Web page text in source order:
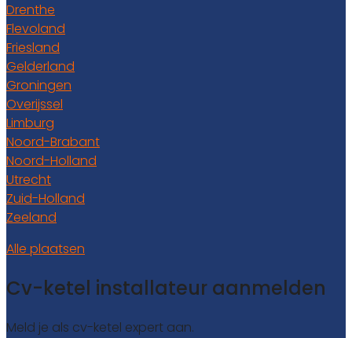
Drenthe
Flevoland
Friesland
Gelderland
Groningen
Overijssel
Limburg
Noord-Brabant
Noord-Holland
Utrecht
Zuid-Holland
Zeeland
Alle plaatsen
Cv-ketel installateur aanmelden
Meld je als cv-ketel expert aan.